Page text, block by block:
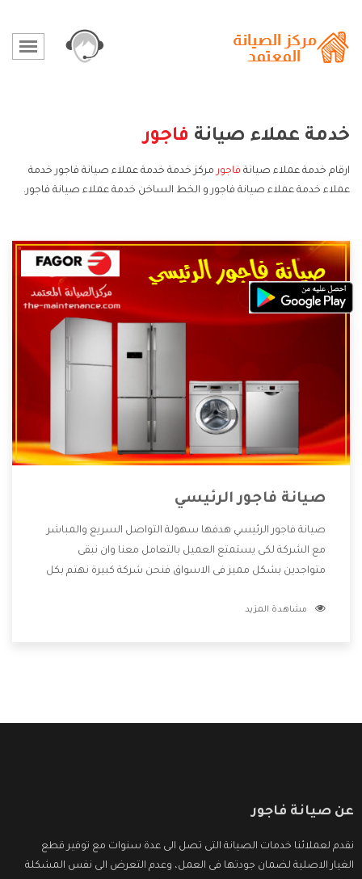
خدمة عملاء صيانة فاجور
ارقام خدمة عملاء صيانة فاجور مركز خدمة خدمة عملاء صيانة فاجور خدمة
عملاء خدمة عملاء صيانة فاجور و الخط الساخن خدمة عملاء صيانة فاجور.
صيانة فاجور الرئيسي
صيانة فاجور الرئيسي هدفها سهولة التواصل السريع والمباشر
مع الشركة لكى يستمتع العميل بالتعامل معنا وان نبقى
متواجدين بشكل مميز فى الاسواق فنحن شركة كبيرة نهتم بكل
الشركة بها والتى تكون منها خدمة الصيانة التى تكون من أهم
مشاهدة المزيد
عن صيانة فاجور
نقدم لعملائنا خدمات الصيانة التى تصل الى عدة سنوات مع توفير قطع
الغيار الاصلية لضمان جودتها فى العمل، وعدم التعرض الى نفس المشكلة